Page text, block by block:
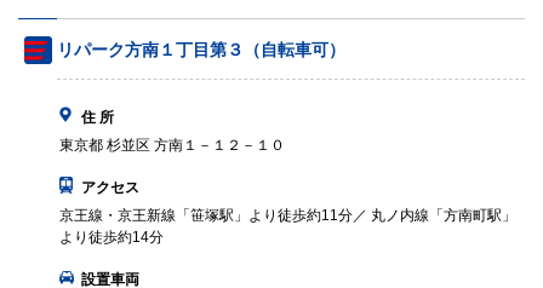
リパーク方南１丁目第３（自転車可）
住 所
東京都 杉並区 方南１－１２－１０
アクセス
京王線・京王新線「笹塚駅」より徒歩約11分／ 丸ノ内線「方南町駅」
より徒歩約14分
設置車両